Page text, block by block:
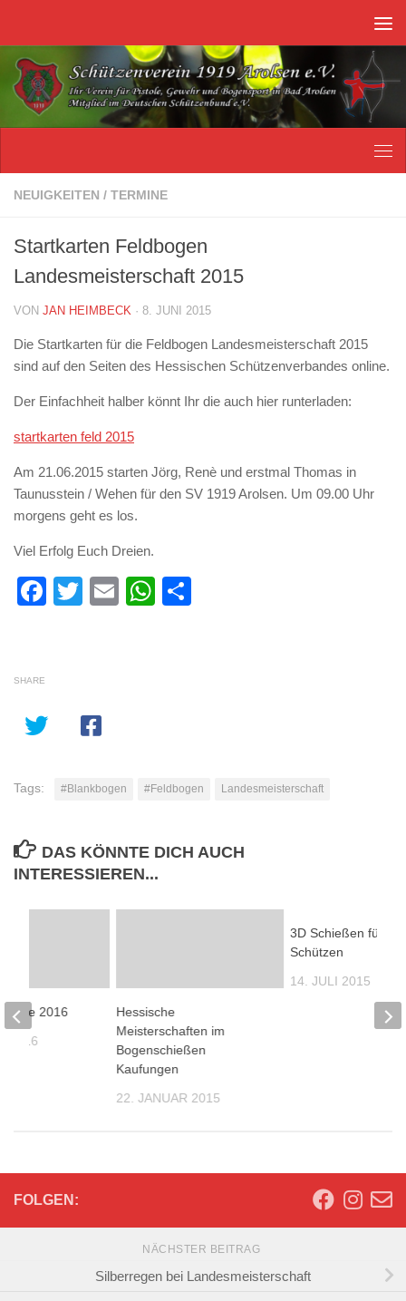
NEUIGKEITEN / TERMINE
Startkarten Feldbogen
Landesmeisterschaft 2015
VON JAN HEIMBECK · 8. JUNI 2015
Die Startkarten für die Feldbogen Landesmeisterschaft 2015
sind auf den Seiten des Hessischen Schützenverbandes online.
Der Einfachheit halber könnt Ihr die auch hier runterladen:
startkarten feld 2015
Am 21.06.2015 starten Jörg, Renè und erstmal Thomas in
Taunusstein / Wehen für den SV 1919 Arolsen. Um 09.00 Uhr
morgens geht es los.
Viel Erfolg Euch Dreien.
Facebook
Twitter
EmailWhatsApp
SHARE
Tags: #Blankbogen #Feldbogen Landesmeisterschaft
DAS KÖNNTE DICH AUCH
INTERESSIEREN...
Hessische
Meisterschaften im
Bogenschießen
Kaufungen
22. JANUAR 2015
3D Schießen für
Schützen
14. JULI 2015
2016
2016
FOLGEN:
NÄCHSTER BEITRAG
Silberregen bei Landesmeisterschaft